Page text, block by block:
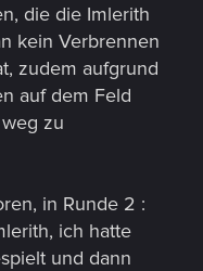
die die Imlerith
kein Verbrennen
zudem aufgrund
auf dem Feld
zu
in Runde 2 :
ich hatte
und dann